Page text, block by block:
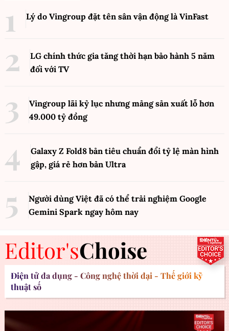
Lý do Vingroup đặt tên sân vận động là VinFast
LG chính thức gia tăng thời hạn bảo hành 5 năm
đối với TV
Vingroup lãi kỷ lục nhưng mảng sản xuất lỗ hơn
49.000 tỷ đồng
Galaxy Z Fold8 bản tiêu chuẩn đổi tỷ lệ màn hình
gập, giá rẻ hơn bản Ultra
Người dùng Việt đã có thể trải nghiệm Google
Gemini Spark ngay hôm nay
Editor'sChoise
Điện tử đa dụng - Công nghệ thời đại - Thế giới kỹ
thuật số